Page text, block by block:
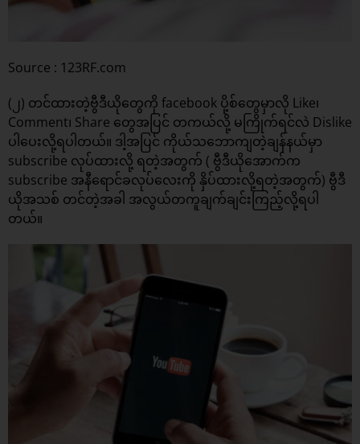
Source : 123RF.com
(၂) တင်ထားတဲ့ဗွီဒီယိုတွေကို facebook ပို့စ်တွေမှာလို Like၊
Comment၊ Share တွေအပြင် တကယ်လို့ မကြိုက်ရင်လဲ Dislike
ပါပေးလို့ရပါတယ်။ ဒါ့အပြင် ကိုယ်သဘောကျတဲ့ချန်နယ်မှာ
subscribe လုပ်ထားလို့ ရတဲ့အတွက် ( ဗွီဒီယိုအောက်က
subscribe အနီရောင်ခလုပ်လေးကို နှိပ်ထားလို့ရတဲ့အတွက်) ဗွီဒီ
ယိုအသစ် တင်တဲ့အခါ အလွယ်တကူချက်ချင်းကြည့်လို့ရပါ
တယ်။